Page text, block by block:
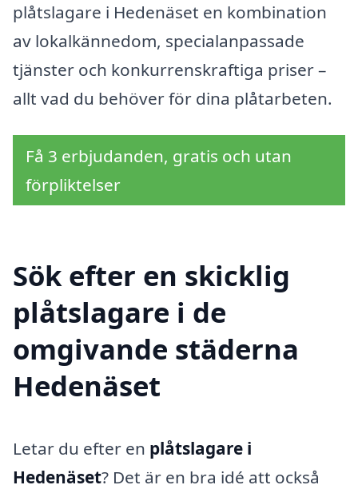
plåtslagare i Hedenäset en kombination
av lokalkännedom, specialanpassade
tjänster och konkurrenskraftiga priser –
allt vad du behöver för dina plåtarbeten.
Få 3 erbjudanden, gratis och utan
förpliktelser
Sök efter en skicklig
plåtslagare i de
omgivande städerna
Hedenäset
Letar du efter en plåtslagare i
Hedenäset? Det är en bra idé att också